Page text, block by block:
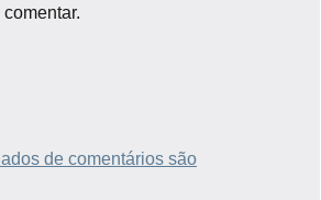
de comentários são